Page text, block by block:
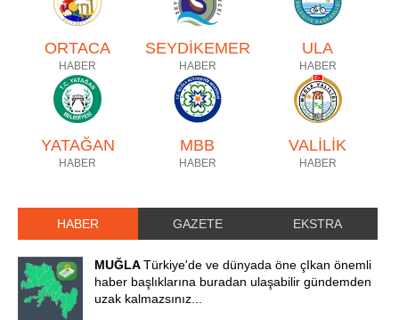
ORTACA
HABER
SEYDİKEMER
HABER
ULA
HABER
YATAĞAN
HABER
MBB
HABER
VALİLİK
HABER
HABER GAZETE EKSTRA
MUĞLATürkiye'de ve dünyada öne çIkan önemli
haber başlıklarına buradan ulaşabilir gündemden
uzak kalmazsınız...